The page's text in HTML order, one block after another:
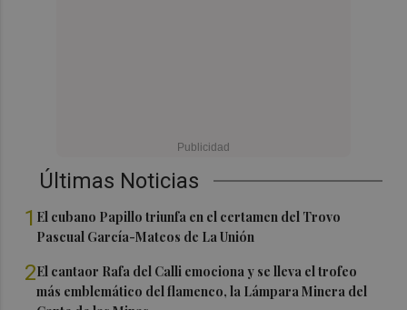
Últimas Noticias
1 El cubano Papillo triunfa en el certamen del Trovo
Pascual García-Mateos de La Unión
2El cantaor Rafa del Calli emociona y se lleva el trofeo
más emblemático del flamenco, la Lámpara Minera del